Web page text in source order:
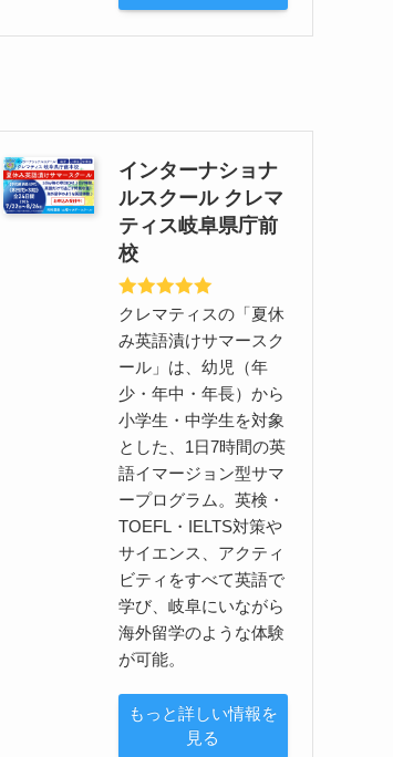
インターナショナ
ルスクール クレマ
ティス岐阜県庁前
校
クレマティスの「夏休
み英語漬けサマースク
ール」は、幼児（年
少・年中・年長）から
小学生・中学生を対象
とした、1日7時間の英
語イマージョン型サマ
ープログラム。英検・
TOEFL・IELTS対策や
サイエンス、アクティ
ビティをすべて英語で
学び、岐阜にいながら
海外留学のような体験
が可能。
もっと詳しい情報を
見る